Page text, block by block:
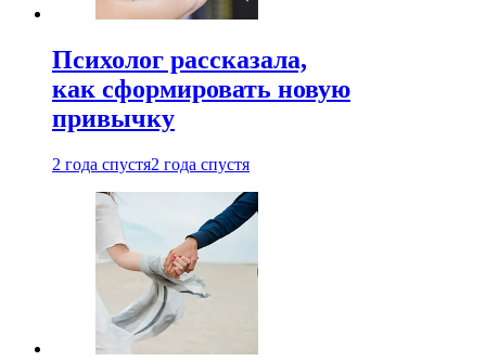
Психолог рассказала,
как сформировать новую
привычку
2 года спустя2 года спустя